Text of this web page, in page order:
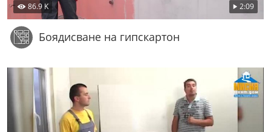
86.9 K 2:09
Боядисване на гипскартон